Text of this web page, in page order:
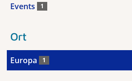
Events 1
Ort
Europa 1